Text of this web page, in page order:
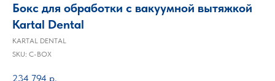
Бокс для обработки с вакуумной вытяжкой
Kartal Dental
KARTAL DENTAL
SKU: C-BOX
234 794 р.